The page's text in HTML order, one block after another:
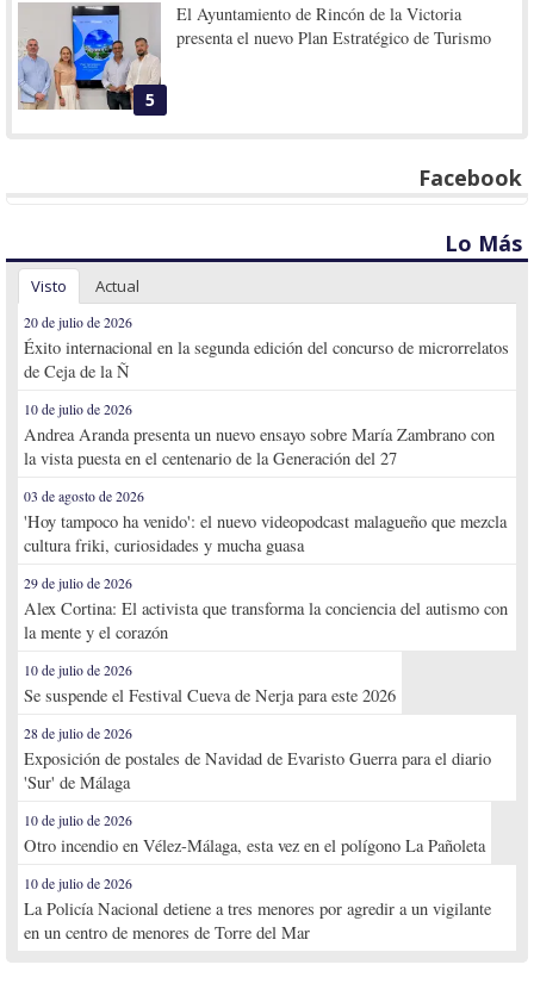
5
El Ayuntamiento de Rincón de la Victoria
presenta el nuevo Plan Estratégico de Turismo
Facebook
Lo Más
Visto Actual
20 de julio de 2026
Éxito internacional en la segunda edición del concurso de microrrelatos
de Ceja de la Ñ
10 de julio de 2026
Andrea Aranda presenta un nuevo ensayo sobre María Zambrano con
la vista puesta en el centenario de la Generación del 27
03 de agosto de 2026
'Hoy tampoco ha venido': el nuevo videopodcast malagueño que mezcla
cultura friki, curiosidades y mucha guasa
29 de julio de 2026
Alex Cortina: El activista que transforma la conciencia del autismo con
la mente y el corazón
10 de julio de 2026
Se suspende el Festival Cueva de Nerja para este 2026
28 de julio de 2026
Exposición de postales de Navidad de Evaristo Guerra para el diario
'Sur' de Málaga
10 de julio de 2026
Otro incendio en Vélez-Málaga, esta vez en el polígono La Pañoleta
10 de julio de 2026
La Policía Nacional detiene a tres menores por agredir a un vigilante
en un centro de menores de Torre del Mar